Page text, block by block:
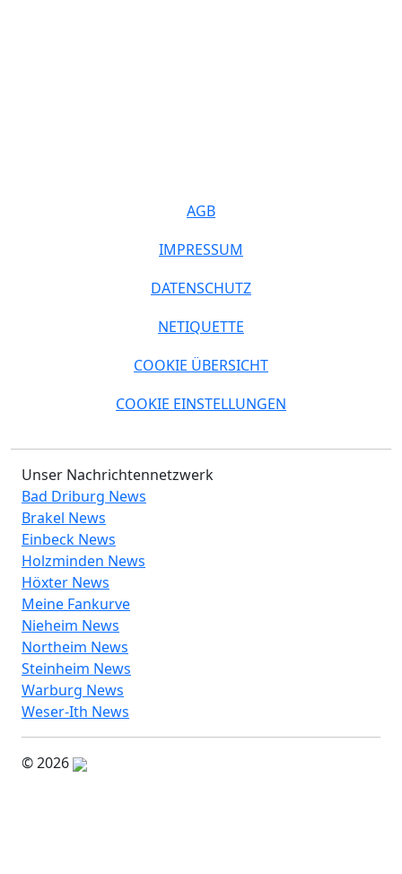
AGB
IMPRESSUM
DATENSCHUTZ
NETIQUETTE
COOKIE ÜBERSICHT
COOKIE EINSTELLUNGEN
Unser Nachrichtennetzwerk
Bad Driburg News
Brakel News
Einbeck News
Holzminden News
Höxter News
Meine Fankurve
Nieheim News
Northeim News
Steinheim News
Warburg News
Weser-Ith News
© 2026